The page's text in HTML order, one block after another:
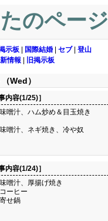
のページ
示板 国際結婚 セブ| 登山
情報 旧掲示板
Wed）
内容(1/25)］
噌汁、ハム炒め＆目玉焼き
噌汁、ネギ焼き、冷や奴
内容(1/24)］
噌汁、厚揚げ焼き
ーヒー
せ鍋